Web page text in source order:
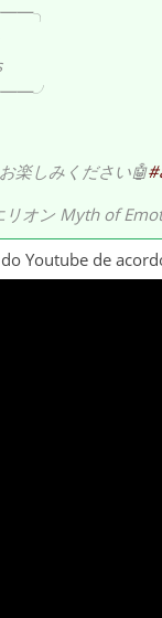
楽しみください🤖
オン Myth of
Youtube de